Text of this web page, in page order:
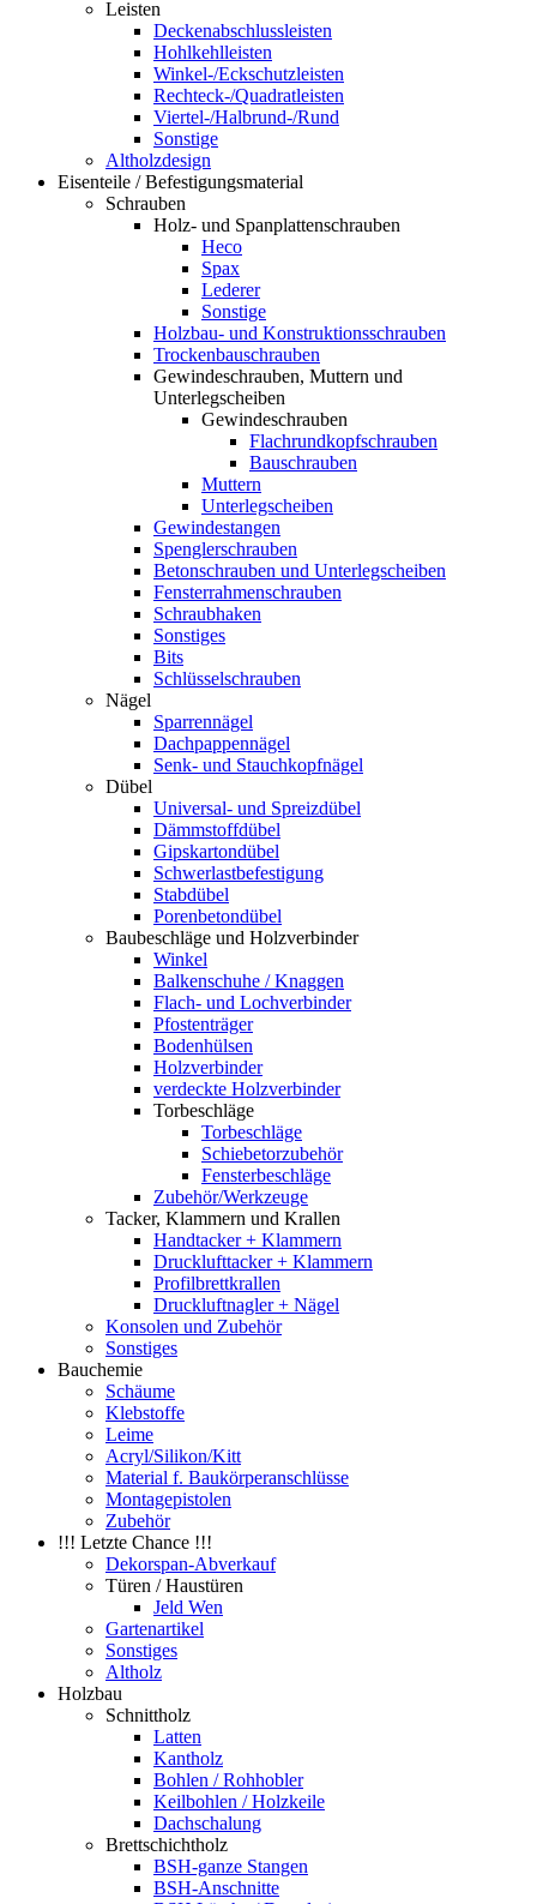
Leisten
Deckenabschlussleisten
Hohlkehlleisten
Winkel-/Eckschutzleisten
Rechteck-/Quadratleisten
Viertel-/Halbrund-/Rund
Sonstige
Altholzdesign
Eisenteile / Befestigungsmaterial
Schrauben
Holz- und Spanplattenschrauben
Heco
Spax
Lederer
Sonstige
Holzbau- und Konstruktionsschrauben
Trockenbauschrauben
Gewindeschrauben, Muttern und
Unterlegscheiben
Gewindeschrauben
Flachrundkopfschrauben
Bauschrauben
Muttern
Unterlegscheiben
Gewindestangen
Spenglerschrauben
Betonschrauben und Unterlegscheiben
Fensterrahmenschrauben
Schraubhaken
Sonstiges
Bits
Schlüsselschrauben
Nägel
Sparrennägel
Dachpappennägel
Senk- und Stauchkopfnägel
Dübel
Universal- und Spreizdübel
Dämmstoffdübel
Gipskartondübel
Schwerlastbefestigung
Stabdübel
Porenbetondübel
Baubeschläge und Holzverbinder
Winkel
Balkenschuhe / Knaggen
Flach- und Lochverbinder
Pfostenträger
Bodenhülsen
Holzverbinder
verdeckte Holzverbinder
Torbeschläge
Torbeschläge
Schiebetorzubehör
Fensterbeschläge
Zubehör/Werkzeuge
Tacker, Klammern und Krallen
Handtacker + Klammern
Drucklufttacker + Klammern
Profilbrettkrallen
Druckluftnagler + Nägel
Konsolen und Zubehör
Sonstiges
Bauchemie
Schäume
Klebstoffe
Leime
Acryl/Silikon/Kitt
Material f. Baukörperanschlüsse
Montagepistolen
Zubehör
!!! Letzte Chance !!!
Dekorspan-Abverkauf
Türen / Haustüren
Jeld Wen
Gartenartikel
Sonstiges
Altholz
Holzbau
Schnittholz
Latten
Kantholz
Bohlen / Rohhobler
Keilbohlen / Holzkeile
Dachschalung
Brettschichtholz
BSH-ganze Stangen
BSH-Anschnitte